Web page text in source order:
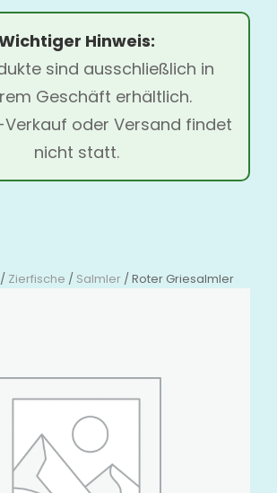
Hinweis:
sind ausschließlich in
Geschäft erhältlich.
Verkauf oder Versand findet
nicht statt.
/ Zierfische / Salmler / Roter Griesalmler